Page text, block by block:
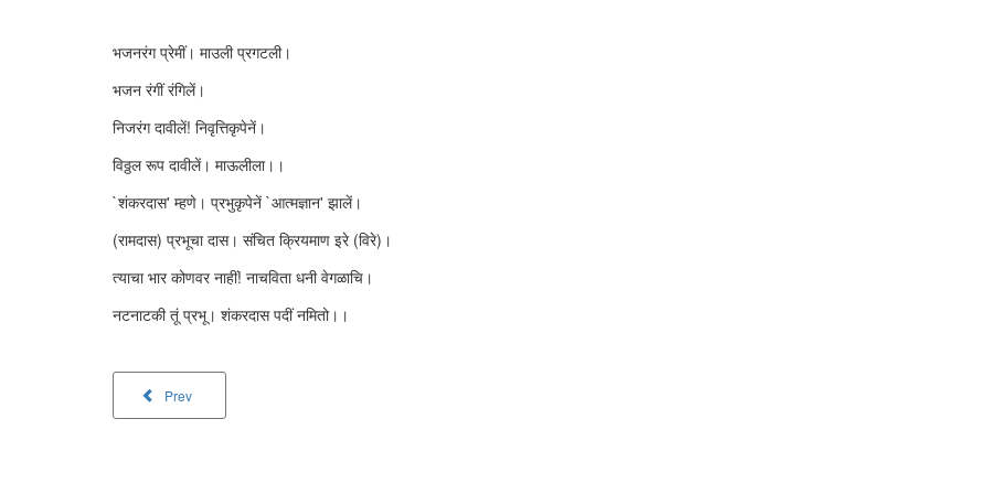
भजनरंग प्रेमीं। माउली प्रगटली।
भजन रंगीं रंगिलें।
निजरंग दावीलें! निवृत्तिकृपेनें।
विठ्ठल रूप दावीलें। माऊलीला।।
`शंकरदास' म्हणे। प्रभुकृपेनें `आत्मज्ञान' झालें।
(रामदास) प्रभूचा दास। संचित क्रियमाण इरे (विरे)।
त्याचा भार कोणवर नाहीं! नाचविता धनी वेगळाचि।
नटनाटकी तूं प्रभू। शंकरदास पदीं नमितो।।
Prev